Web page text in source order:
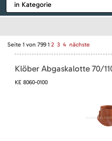
Seite 1 von 799 1 2 3 4 nächste
Klöber Abgaskalotte 70/
KE 8060-0100